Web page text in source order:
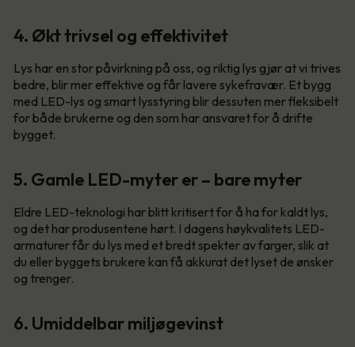
4. Økt trivsel og effektivitet
Lys har en stor påvirkning på oss, og riktig lys gjør at vi trives
bedre, blir mer effektive og får lavere sykefravær. Et bygg
med LED-lys og smart lysstyring blir dessuten mer fleksibelt
for både brukerne og den som har ansvaret for å drifte
bygget.
5. Gamle LED-myter er – bare myter
Eldre LED-teknologi har blitt kritisert for å ha for kaldt lys,
og det har produsentene hørt. I dagens høykvalitets LED-
armaturer får du lys med et bredt spekter av farger, slik at
du eller byggets brukere kan få akkurat det lyset de ønsker
og trenger.
6. Umiddelbar miljøgevinst